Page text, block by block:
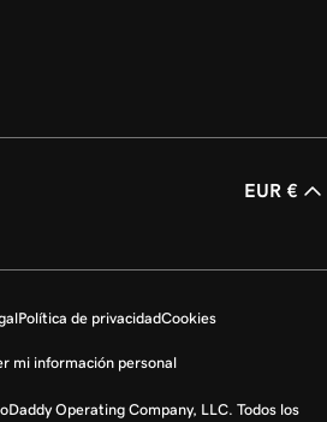
EUR €
Política de privacidadCookies
mi información personal
Operating Company, LLC. Todos los